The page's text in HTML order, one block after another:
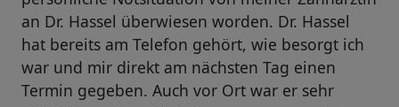
an Dr. Hassel überwiesen worden. Dr. Hassel
hat bereits am Telefon gehört, wie besorgt ich
war und mir direkt am nächsten Tag einen
Termin gegeben. Auch vor Ort war er sehr